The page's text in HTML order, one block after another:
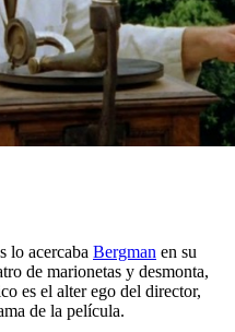
lo acercaba Bergman en su
de marionetas y desmonta,
es el alter ego del director,
de la película.